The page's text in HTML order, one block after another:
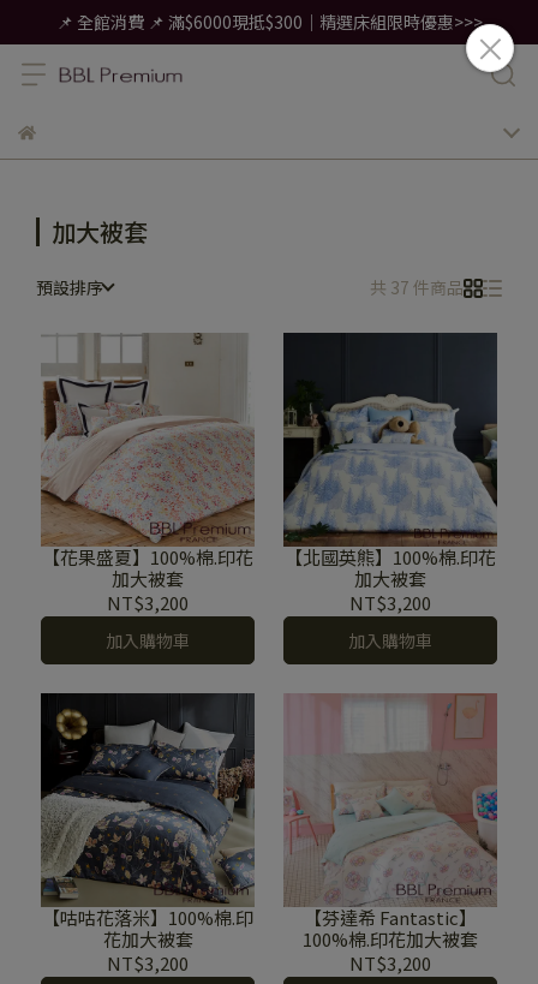
📌 全館消費 📌 滿$6000現抵$300｜精選床組限時優惠>>>
加大被套
預設排序 共 37 件商品
【花果盛夏】100%棉.印花
加大被套
NT$3,200
加入購物車
【北國英熊】100%棉.印花
加大被套
NT$3,200
加入購物車
【咕咕花落米】100%棉.印
花加大被套
NT$3,200
【芬達希 Fantastic】
100%棉.印花加大被套
NT$3,200